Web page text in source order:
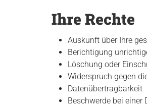
Ihre Rechte
Auskunft über Ihre
Berichtigung
Löschung oder
Widerspruch gegen
Datenübertragbarkeit
Beschwerde bei